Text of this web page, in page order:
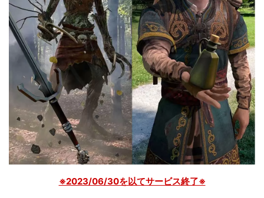
※2023/06/30を以てサービス終了※